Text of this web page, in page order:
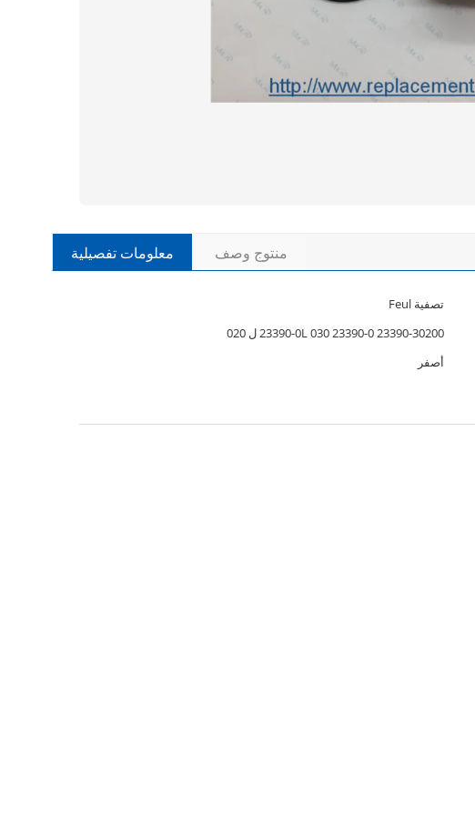
معلومات تفصيلية منتوج وصف
تصفية Feul
23390-30200 23390-0L 030 23390-0 ل 020
أصفر